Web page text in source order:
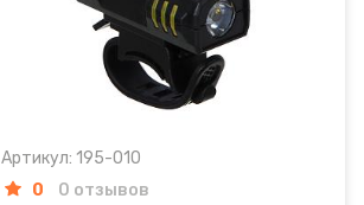
Артикул: 195-010
0
0 отзывов